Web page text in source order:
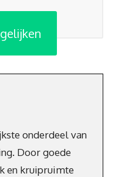
onderdeel van
Door goede
en kruipruimte